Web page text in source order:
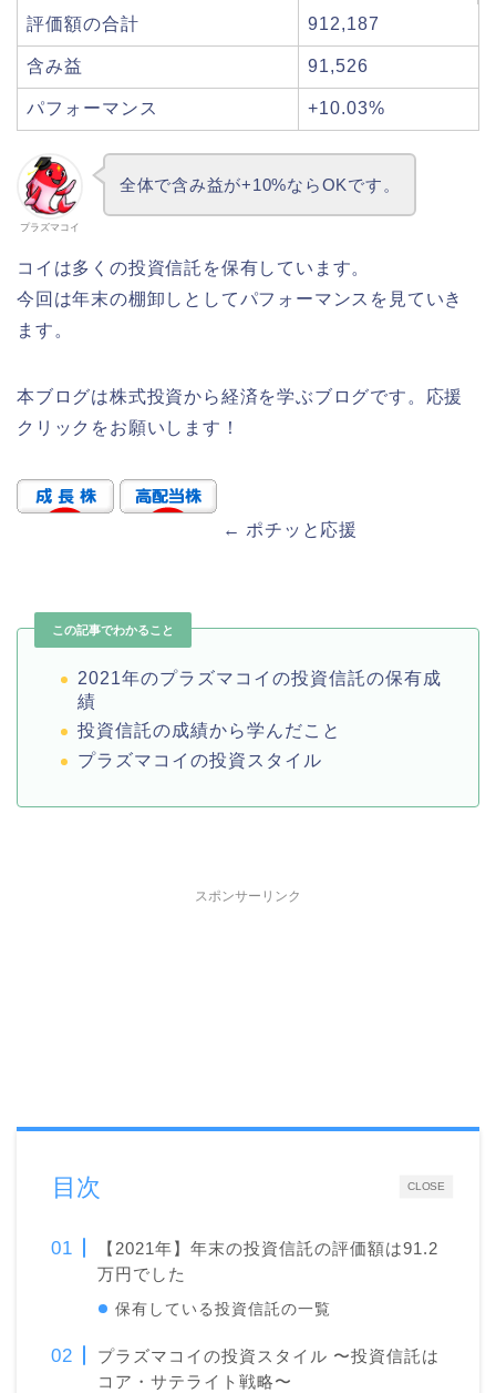
評価額の合計 912,187
含み益 91,526
パフォーマンス +10.03%
プラズマコイ
全体で含み益が+10%ならOKです。
コイは多くの投資信託を保有しています。
今回は年末の棚卸しとしてパフォーマンスを見ていき
ます。
本ブログは株式投資から経済を学ぶブログです。応援
クリックをお願いします！
← ポチッと応援
この記事でわかること
2021年のプラズマコイの投資信託の保有成
績
投資信託の成績から学んだこと
プラズマコイの投資スタイル
スポンサーリンク
CLOSE
目次
【2021年】年末の投資信託の評価額は91.2
万円でした
保有している投資信託の一覧
プラズマコイの投資スタイル 〜投資信託は
コア・サテライト戦略〜